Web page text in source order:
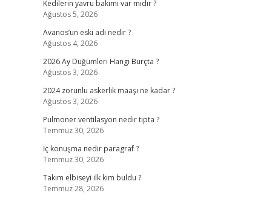
Kedilerin yavru bakımı var mıdır ?
Ağustos 5, 2026
Avanos’un eski adı nedir ?
Ağustos 4, 2026
2026 Ay Düğümleri Hangi Burçta ?
Ağustos 3, 2026
2024 zorunlu askerlik maaşı ne kadar ?
Ağustos 3, 2026
Pulmoner ventilasyon nedir tıpta ?
Temmuz 30, 2026
İç konuşma nedir paragraf ?
Temmuz 30, 2026
Takım elbiseyi ilk kim buldu ?
Temmuz 28, 2026